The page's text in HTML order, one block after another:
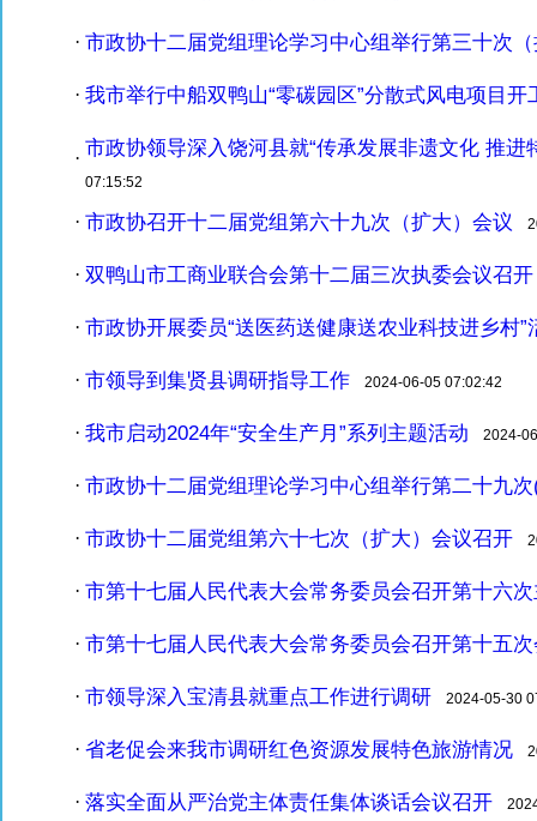
· 市政协十二届党组理论学习中心组举行第三十次
· 我市举行中船双鸭山“零碳园区”分散式风电项目开
· 市政协领导深入饶河县就“传承发展非遗文化 推进
07:15:52
· 市政协召开十二届党组第六十九次（扩大）会议
· 双鸭山市工商业联合会第十二届三次执委会议召开
· 市政协开展委员“送医药送健康送农业科技进乡村”
· 市领导到集贤县调研指导工作 2024-06-05 07:02:42
· 我市启动2024年“安全生产月”系列主题活动 2024-
· 市政协十二届党组理论学习中心组举行第二十九
· 市政协十二届党组第六十七次（扩大）会议召开
· 市第十七届人民代表大会常务委员会召开第十六
· 市第十七届人民代表大会常务委员会召开第十五
· 市领导深入宝清县就重点工作进行调研 2024-05-30
· 省老促会来我市调研红色资源发展特色旅游情况
· 落实全面从严治党主体责任集体谈话会议召开